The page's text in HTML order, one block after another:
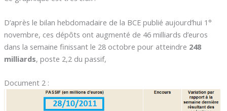
D’après le bilan hebdomadaire de la BCE publié aujourd’hui 1°
novembre, ces dépôts ont augmenté de 46 milliards d’euros
dans la semaine finissant le 28 octobre pour atteindre 248
milliards, poste 2,2 du passif,
Document 2 :